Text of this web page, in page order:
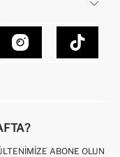
ABONE OLUN